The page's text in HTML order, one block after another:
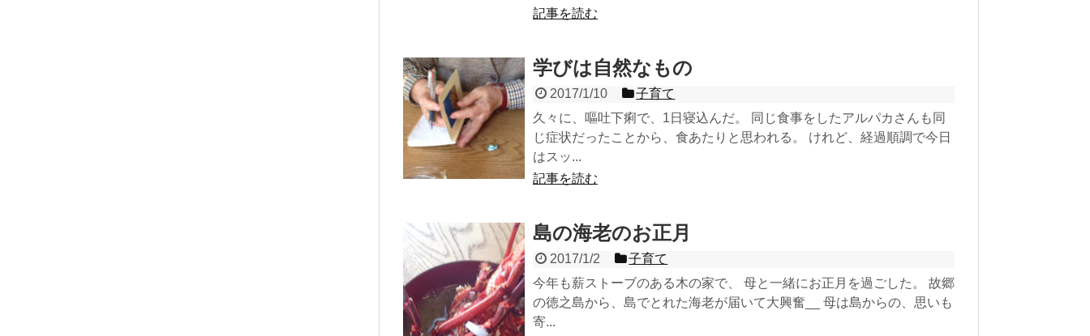
記事を読む
学びは自然なもの
2017/1/10
子育て
久々に、嘔吐下痢で、1日寝込んだ。 同じ食事をしたアルパカさんも同
じ症状だったことから、食あたりと思われる。 けれど、経過順調で今日
はスッ...
記事を読む
島の海老のお正月
2017/1/2
子育て
今年も薪ストーブのある木の家で、 母と一緒にお正月を過ごした。 故郷
の徳之島から、島でとれた海老が届いて大興奮__ 母は島からの、思いも
寄...